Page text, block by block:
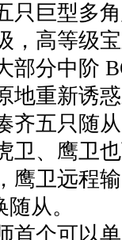
只巨型多
，高等级
部分中阶
地重新诱
齐五只随
卫、鹰卫
鹰卫远程
从。
个可以单